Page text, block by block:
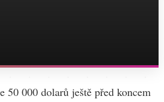
50 000 dolarů ještě před koncem